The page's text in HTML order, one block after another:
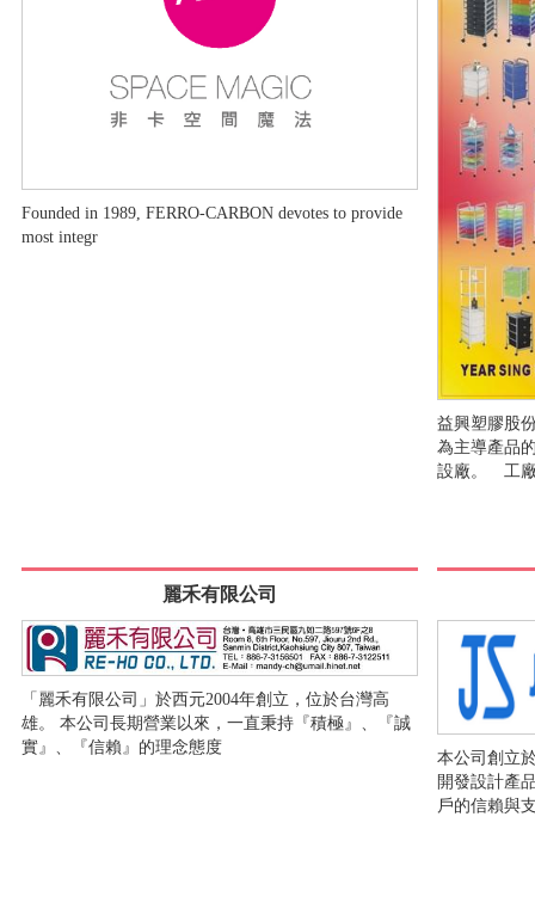
Founded in 1989, FERRO-CARBON devotes to provide
most integr
益興塑膠股
為主導產品
設廠。 工
麗禾有限公司
「麗禾有限公司」於西元2004年創立，位於台灣高
雄。 本公司長期營業以來，一直秉持『積極』、『誠
實』、『信賴』的理念態度
本公司創立
開發設計產
戶的信賴與